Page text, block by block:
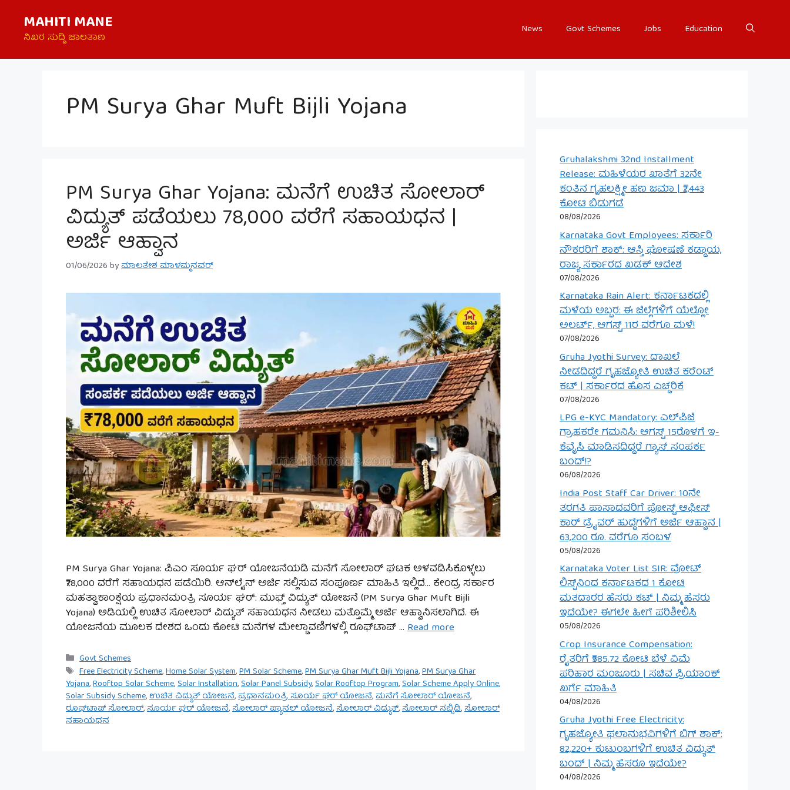
content
MAHITI MANE
ನಿಖರ ಸುದ್ದಿ ಜಾಲತಾಣ
News Govt Schemes Jobs Education
PM Surya Ghar Muft Bijli Yojana
PM Surya Ghar Yojana: ಮನೆಗೆ ಉಚಿತ ಸೋಲಾರ್
ವಿದ್ಯುತ್ ಪಡೆಯಲು 78,000 ವರೆಗೆ ಸಹಾಯಧನ |
ಅರ್ಜಿ ಆಹ್ವಾನ
01/06/2026byಮಾಲತೇಶ ಮಾಳಮ್ಮನವರ್
PM Surya Ghar Yojana: ಪಿಎಂ ಸೂರ್ಯ ಘರ್ ಯೋಜನೆಯಡಿ ಮನೆಗೆ ಸೋಲಾರ್ ಘಟಕ ಅಳವಡಿಸಿಕೊಳ್ಳಲು
₹78,000 ವರೆಗೆ ಸಹಾಯಧನ ಪಡೆಯಿರಿ. ಆನ್‌ಲೈನ್ ಅರ್ಜಿ ಸಲ್ಲಿಸುವ ಸಂಪೂರ್ಣ ಮಾಹಿತಿ ಇಲ್ಲಿದೆ… ಕೇಂದ್ರ ಸರ್ಕಾರ
ಮಹತ್ವಾಕಾಂಕ್ಷೆಯ ಪ್ರಧಾನಮಂತ್ರಿ ಸೂರ್ಯ ಘರ್: ಮುಫ್ತ್ ವಿದ್ಯುತ್ ಯೋಜನೆ (PM Surya Ghar Muft Bijli
Yojana) ಅಡಿಯಲ್ಲಿ ಉಚಿತ ಸೋಲಾರ್ ವಿದ್ಯುತ್ ಸಹಾಯಧನ ನೀಡಲು ಮತ್ತೊಮ್ಮೆ ಅರ್ಜಿ ಆಹ್ವಾನಿಸಲಾಗಿದೆ. ಈ
ಯೋಜನೆಯ ಮೂಲಕ ದೇಶದ ಒಂದು ಕೋಟಿ ಮನೆಗಳ ಮೇಲ್ಚಾವಣಿಗಳಲ್ಲಿ ರೂಫ್‌ಟಾಪ್ … Read more
Categories
Govt Schemes
Tags
Free Electricity Scheme,Home Solar System,PM Solar Scheme,PM Surya Ghar Muft Bijli Yojana,PM Surya Ghar
Yojana,Rooftop Solar Scheme,Solar Installation,Solar Panel Subsidy,Solar Rooftop Program,Solar Scheme Apply Online,
Solar Subsidy Scheme,ಉಚಿತ ವಿದ್ಯುತ್ ಯೋಜನೆ,ಪ್ರಧಾನಮಂತ್ರಿ ಸೂರ್ಯ ಘರ್ ಯೋಜನೆ,ಮನೆಗೆ ಸೋಲಾರ್ ಯೋಜನೆ,
ರೂಫ್‌ಟಾಪ್ ಸೋಲಾರ್,ಸೂರ್ಯ ಘರ್ ಯೋಜನೆ,ಸೋಲಾರ್ ಪ್ಯಾನಲ್ ಯೋಜನೆ,ಸೋಲಾರ್ ವಿದ್ಯುತ್,ಸೋಲಾರ್ ಸಬ್ಸಿಡಿ,ಸೋಲಾರ್
ಸಹಾಯಧನ
Gruhalakshmi 32nd Installment
Release: ಮಹಿಳೆಯರ ಖಾತೆಗೆ 32ನೇ
ಕಂತಿನ ಗೃಹಲಕ್ಷ್ಮೀ ಹಣ ಜಮಾ | ₹2,443
ಕೋಟಿ ಬಿಡುಗಡೆ
08/08/2026
Karnataka Govt Employees: ಸರ್ಕಾರಿ
ನೌಕರರಿಗೆ ಶಾಕ್: ಆಸ್ತಿ ಘೋಷಣೆ ಕಡ್ಡಾಯ,
ರಾಜ್ಯ ಸರ್ಕಾರದ ಖಡಕ್ ಆದೇಶ
07/08/2026
Karnataka Rain Alert: ಕರ್ನಾಟಕದಲ್ಲಿ
ಮಳೆಯ ಅಬ್ಬರ: ಈ ಜಿಲ್ಲೆಗಳಿಗೆ ಯೆಲ್ಲೋ
ಅಲರ್ಟ್, ಆಗಸ್ಟ್ 11ರ ವರೆಗೂ ಮಳೆ!
07/08/2026
Gruha Jyothi Survey: ದಾಖಲೆ
ನೀಡದಿದ್ದರೆ ಗೃಹಜ್ಯೋತಿ ಉಚಿತ ಕರೆಂಟ್
ಕಟ್ | ಸರ್ಕಾರದ ಹೊಸ ಎಚ್ಚರಿಕೆ
07/08/2026
LPG e-KYC Mandatory: ಎಲ್‌ಪಿಜಿ
ಗ್ರಾಹಕರೇ ಗಮನಿಸಿ: ಆಗಸ್ಟ್ 15ರೊಳಗೆ ಇ-
ಕೆವೈಸಿ ಮಾಡಿಸದಿದ್ದರೆ ಗ್ಯಾಸ್ ಸಂಪರ್ಕ
ಬಂದ್!?
06/08/2026
India Post Staff Car Driver: 10ನೇ
ತರಗತಿ ಪಾಸಾದವರಿಗೆ ಪೋಸ್ಟ್ ಆಫೀಸ್
ಕಾರ್ ಡ್ರೈವರ್ ಹುದ್ದೆಗಳಿಗೆ ಅರ್ಜಿ ಆಹ್ವಾನ |
63,200 ರೂ. ವರೆಗೂ ಸಂಬಳ
05/08/2026
Karnataka Voter List SIR: ವೋಟ್
ಲಿಸ್ಟ್‌ನಿಂದ ಕರ್ನಾಟಕದ 1 ಕೋಟಿ
ಮತದಾರರ ಹೆಸರು ಕಟ್ | ನಿಮ್ಮ ಹೆಸರು
ಇದೆಯೇ? ಈಗಲೇ ಹೀಗೆ ಪರಿಶೀಲಿಸಿ
05/08/2026
Crop Insurance Compensation:
ರೈತರಿಗೆ ₹585.72 ಕೋಟಿ ಬೆಳೆ ವಿಮೆ
ಪರಿಹಾರ ಮಂಜೂರು | ಸಚಿವ ಪ್ರಿಯಾಂಕ್
ಖರ್ಗೆ ಮಾಹಿತಿ
04/08/2026
Gruha Jyothi Free Electricity:
ಗೃಹಜ್ಯೋತಿ ಫಲಾನುಭವಿಗಳಿಗೆ ಬಿಗ್ ಶಾಕ್:
82,220+ ಕುಟುಂಬಗಳಿಗೆ ಉಚಿತ ವಿದ್ಯುತ್
ಬಂದ್ | ನಿಮ್ಮ ಹೆಸರೂ ಇದೆಯೇ?
04/08/2026